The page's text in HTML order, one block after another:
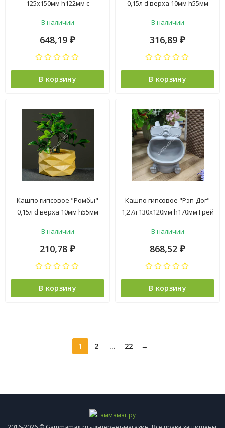
125х150мм h122мм с
Антрацит ("VipSet") *1/4
В наличии
648,19 ₽
В корзину
0,15л d верха 10мм h55мм
*1/10
В наличии
316,89 ₽
В корзину
Кашпо гипсовое "Ромбы"
0,15л d верха 10мм h55мм
В наличии
210,78 ₽
В корзину
Кашпо гипсовое "Рэп-Дог"
1,27л 130х120мм h170мм Грей
В наличии
868,52 ₽
В корзину
1 2 ... 22 →